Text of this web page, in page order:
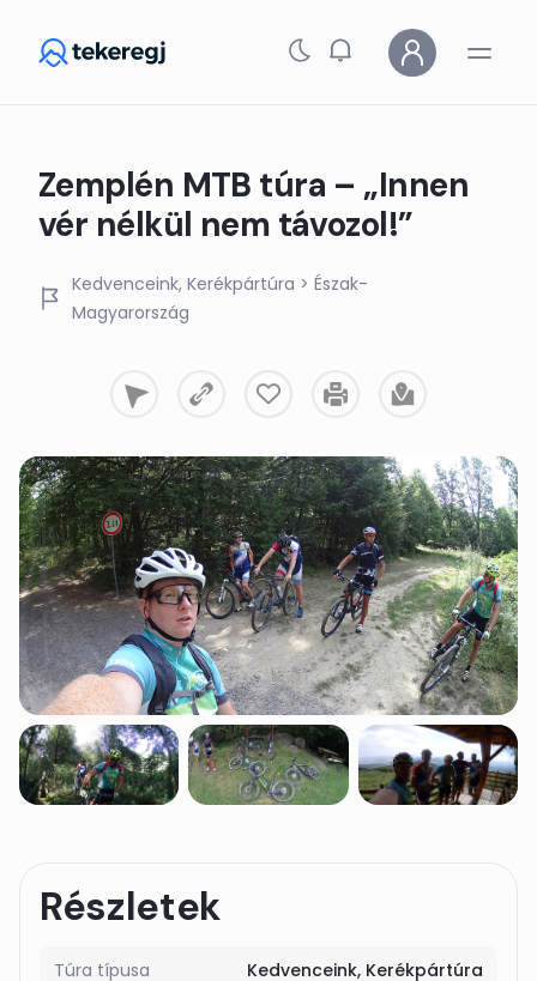
Zemplén MTB túra – „Innen
vér nélkül nem távozol!”
Kedvenceink Kerékpártúra > Észak-
Magyarország
Részletek
Túra típusa Kedvenceink Kerékpártúra